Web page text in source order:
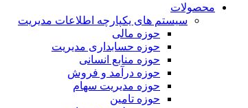
محصولات
سیستم های یکپارچه اطلاعات مدیریت
حوزه مالی
حوزه حسابداری مدیریت
حوزه منابع انسانی
حوزه درآمد و فروش
حوزه مدیریت سهام
حوزه تامین